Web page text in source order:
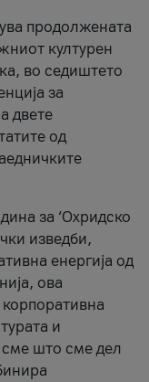
продолжената
културен
во седиштето
за
двете
од
за ‘Охридско
изведби,
енергија од
ова
и
сме што сме дел